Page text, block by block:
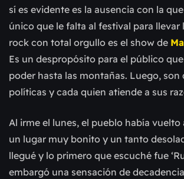
sí es evidente es la ausencia con la
único que le falta al festival para llevar
rock con total orgullo es el show de
Es un despropósito para el público
poder hasta las montañas. Luego, son
políticas y cada quien atiende a sus
Al irme el lunes, el pueblo había vuelto
un lugar muy bonito y un tanto
llegué y lo primero que escuché fue
embargó una sensación de